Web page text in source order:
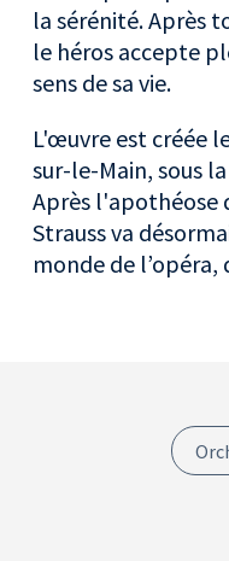
la sérénité. Après
le héros accepte
sens de sa vie.
L'œuvre est créée
sur-le-Main, sous
Après l'apothéose
Strauss va
monde de l’opéra,